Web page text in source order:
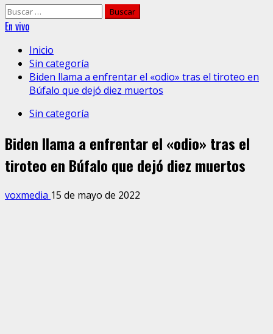
Buscar:
En vivo
Inicio
Sin categoría
Biden llama a enfrentar el «odio» tras el tiroteo en
Búfalo que dejó diez muertos
Sin categoría
Biden llama a enfrentar el «odio» tras el
tiroteo en Búfalo que dejó diez muertos
voxmedia 15 de mayo de 2022